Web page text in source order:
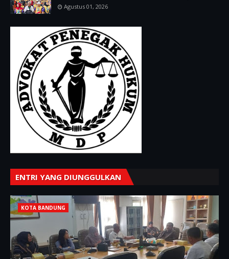
Agustus 01, 2026
ENTRI YANG DIUNGGULKAN
KOTA BANDUNG